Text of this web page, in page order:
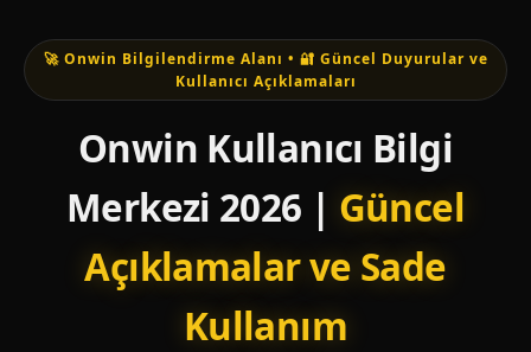
🚀 Onwin Bilgilendirme Alanı • 🔐 Güncel Duyurular ve
Kullanıcı Açıklamaları
Onwin Kullanıcı Bilgi
Merkezi 2026 | Güncel
Açıklamalar ve Sade
Kullanım